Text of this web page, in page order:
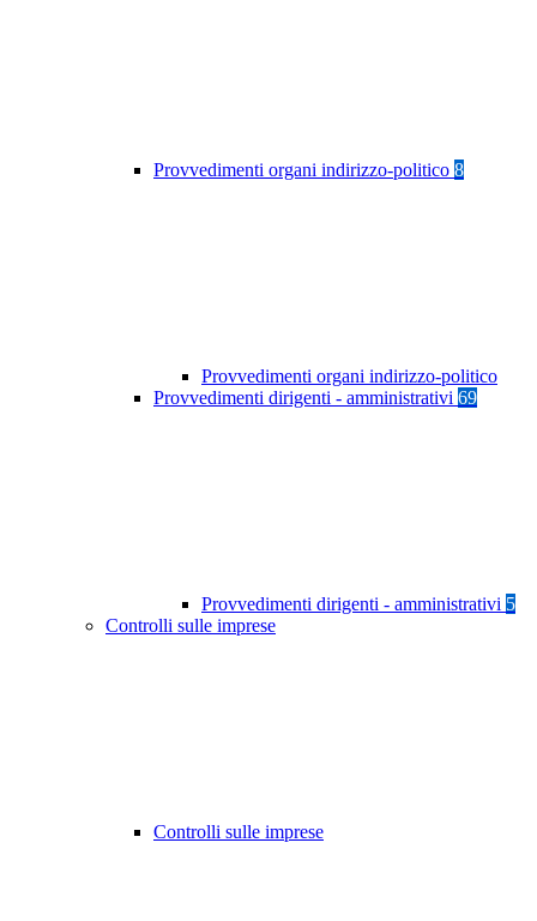
Provvedimenti organi indirizzo-politico 8
Provvedimenti organi indirizzo-politico
Provvedimenti dirigenti - amministrativi 69
Provvedimenti dirigenti - amministrativi 5
Controlli sulle imprese
Controlli sulle imprese